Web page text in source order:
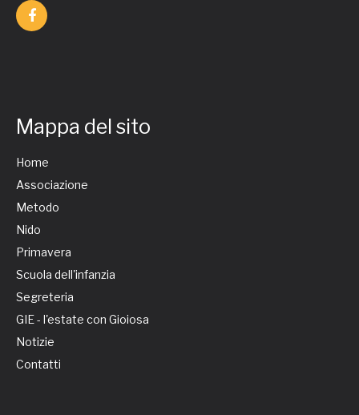
Mappa del sito
Home
Associazione
Metodo
Nido
Primavera
Scuola dell'infanzia
Segreteria
GIE - l'estate con Gioiosa
Notizie
Contatti